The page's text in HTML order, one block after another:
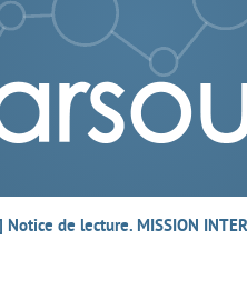
Notice de lecture. MISSION